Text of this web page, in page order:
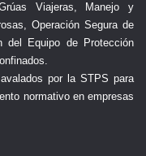
Viajeras, Manejo y
Operación Segura de
del Equipo de Protección
por la STPS para
normativo en empresas